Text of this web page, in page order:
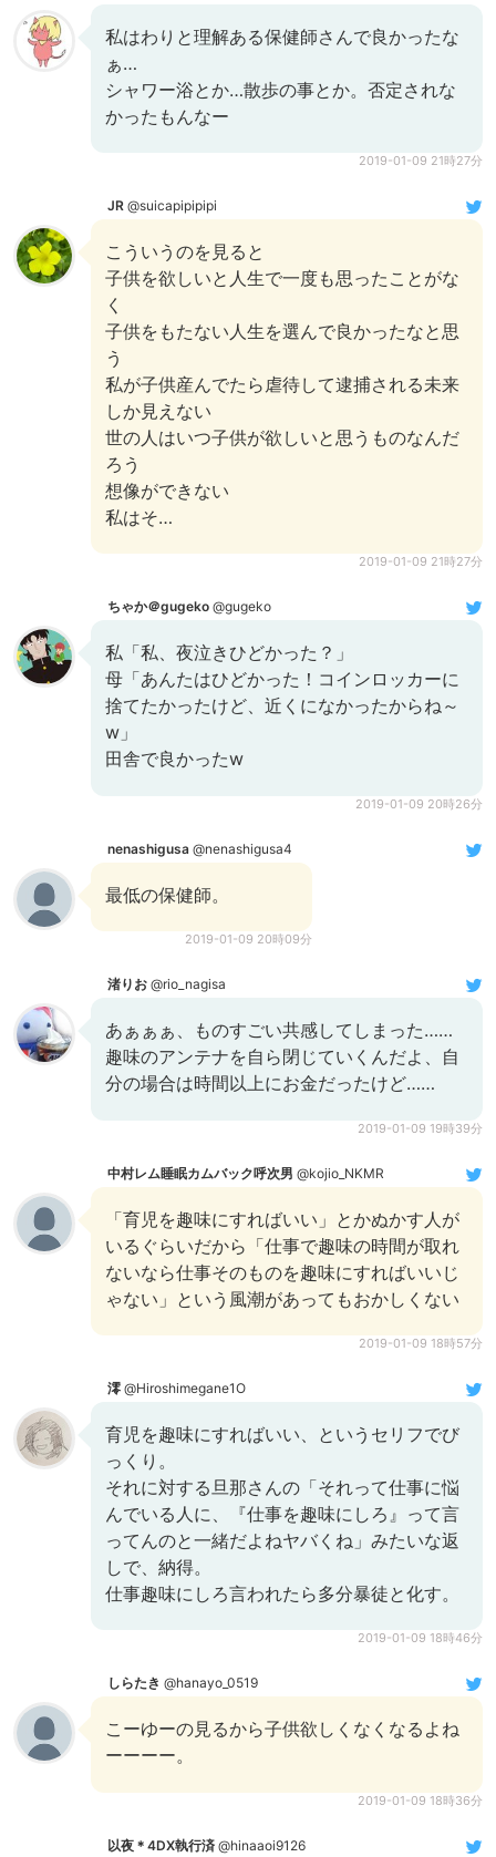
私はわりと理解ある保健師さんで良かったな
ぁ…
シャワー浴とか…散歩の事とか。否定されな
かったもんなー
2019-01-09 21時27分
JR @suicapipipipi
こういうのを見ると
子供を欲しいと人生で一度も思ったことがな
く
子供をもたない人生を選んで良かったなと思
う
私が子供産んでたら虐待して逮捕される未来
しか見えない
世の人はいつ子供が欲しいと思うものなんだ
ろう
想像ができない
私はそ…
2019-01-09 21時27分
ちゃか＠gugeko @gugeko
私「私、夜泣きひどかった？」
母「あんたはひどかった！コインロッカーに
捨てたかったけど、近くになかったからね～
w」
田舎で良かったw
2019-01-09 20時26分
nenashigusa @nenashigusa4
最低の保健師。
2019-01-09 20時09分
渚りお @rio_nagisa
あぁぁぁ、ものすごい共感してしまった……
趣味のアンテナを自ら閉じていくんだよ、自
分の場合は時間以上にお金だったけど……
2019-01-09 19時39分
中村レム睡眠カムバック呼次男 @kojio_NKMR
「育児を趣味にすればいい」とかぬかす人が
いるぐらいだから「仕事で趣味の時間が取れ
ないなら仕事そのものを趣味にすればいいじ
ゃない」という風潮があってもおかしくない
2019-01-09 18時57分
澪 @Hiroshimegane1O
育児を趣味にすればいい、というセリフでび
っくり。
それに対する旦那さんの「それって仕事に悩
んでいる人に、『仕事を趣味にしろ』って言
ってんのと一緒だよねヤバくね」みたいな返
しで、納得。
仕事趣味にしろ言われたら多分暴徒と化す。
2019-01-09 18時46分
しらたき @hanayo_0519
こーゆーの見るから子供欲しくなくなるよね
ーーーー。
2019-01-09 18時36分
以夜＊4DX執行済 @hinaaoi9126